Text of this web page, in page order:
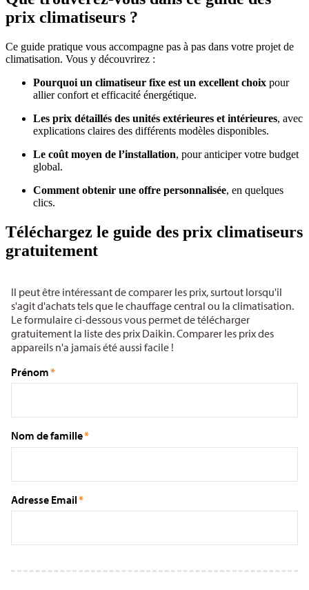
prix climatiseurs ?
Ce guide pratique vous accompagne pas à pas dans votre projet de
climatisation. Vous y découvrirez :
Pourquoi un climatiseur fixe est un excellent choix pour
allier confort et efficacité énergétique.
Les prix détaillés des unités extérieures et intérieures, avec
explications claires des différents modèles disponibles.
Le coût moyen de l’installation, pour anticiper votre budget
global.
Comment obtenir une offre personnalisée, en quelques
clics.
Téléchargez le guide des prix climatiseurs
gratuitement